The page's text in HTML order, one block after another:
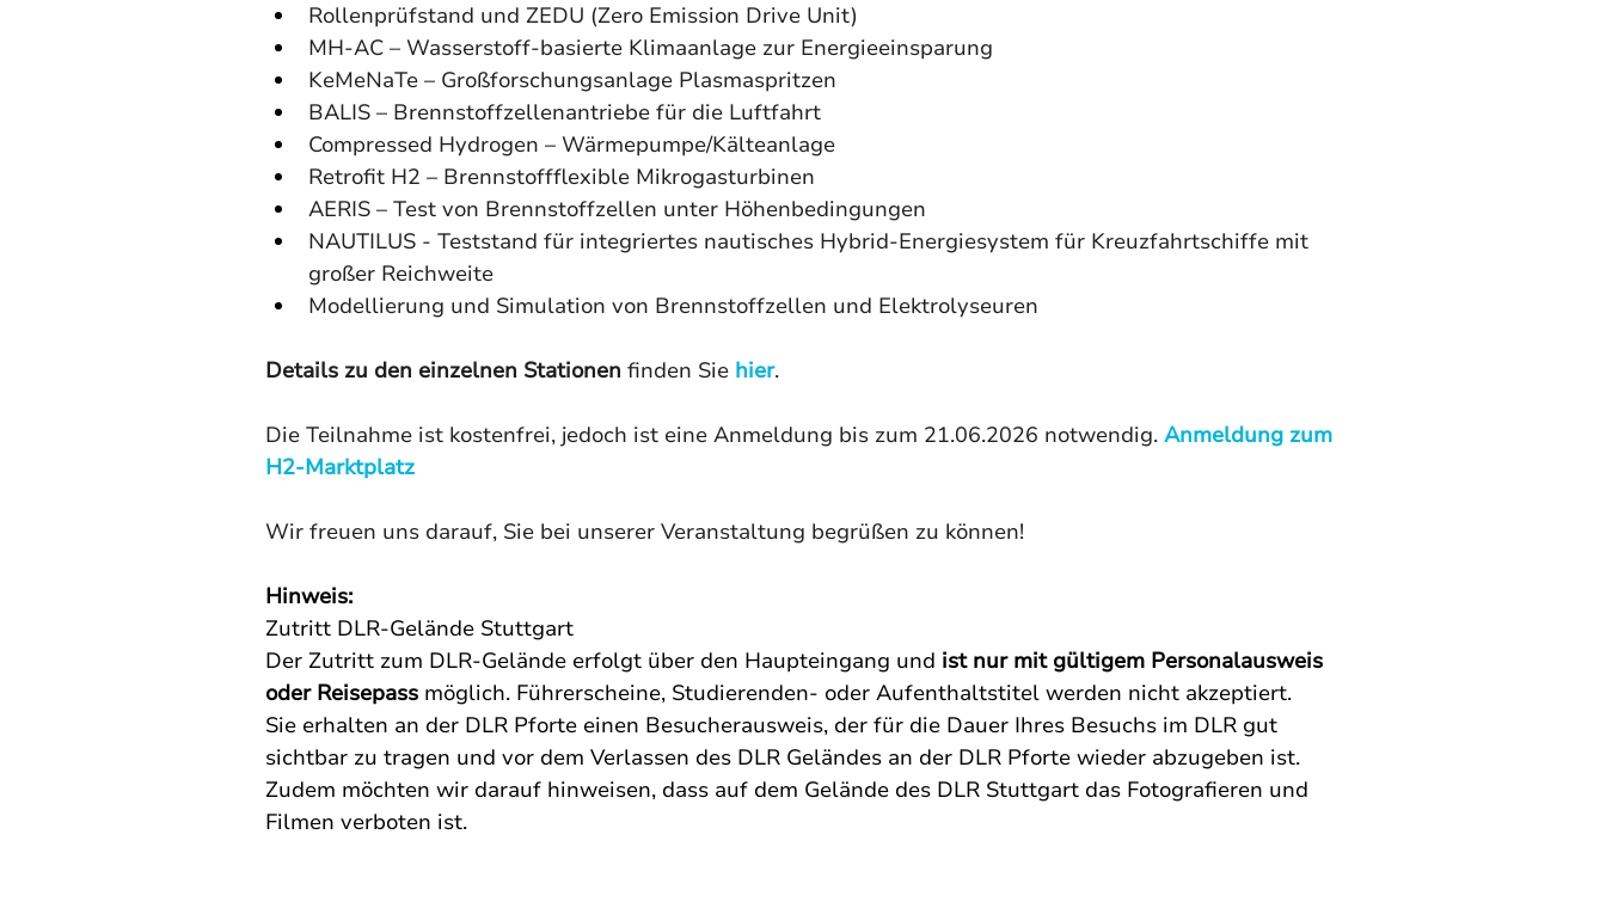
Rollenprüfstand und ZEDU (Zero Emission Drive Unit)
MH-AC – Wasserstoff-basierte Klimaanlage zur Energieeinsparung
KeMeNaTe – Großforschungsanlage Plasmaspritzen
BALIS – Brennstoffzellenantriebe für die Luftfahrt
Compressed Hydrogen – Wärmepumpe/Kälteanlage
Retrofit H2 – Brennstoffflexible Mikrogasturbinen
AERIS – Test von Brennstoffzellen unter Höhenbedingungen
NAUTILUS - Teststand für integriertes nautisches Hybrid-Energiesystem für Kreuzfahrtschiffe mit
großer Reichweite
Modellierung und Simulation von Brennstoffzellen und Elektrolyseuren
Details zu den einzelnen Stationen finden Sie hier.
Die Teilnahme ist kostenfrei, jedoch ist eine Anmeldung bis zum 21.06.2026 notwendig. Anmeldung zum
H2-Marktplatz
Wir freuen uns darauf, Sie bei unserer Veranstaltung begrüßen zu können!
Hinweis:
Zutritt DLR-Gelände Stuttgart
Der Zutritt zum DLR-Gelände erfolgt über den Haupteingang und ist nur mit gültigem Personalausweis
oder Reisepass möglich. Führerscheine, Studierenden- oder Aufenthaltstitel werden nicht akzeptiert.
Sie erhalten an der DLR Pforte einen Besucherausweis, der für die Dauer Ihres Besuchs im DLR gut
sichtbar zu tragen und vor dem Verlassen des DLR Geländes an der DLR Pforte wieder abzugeben ist.
Zudem möchten wir darauf hinweisen, dass auf dem Gelände des DLR Stuttgart das Fotografieren und
Filmen verboten ist.